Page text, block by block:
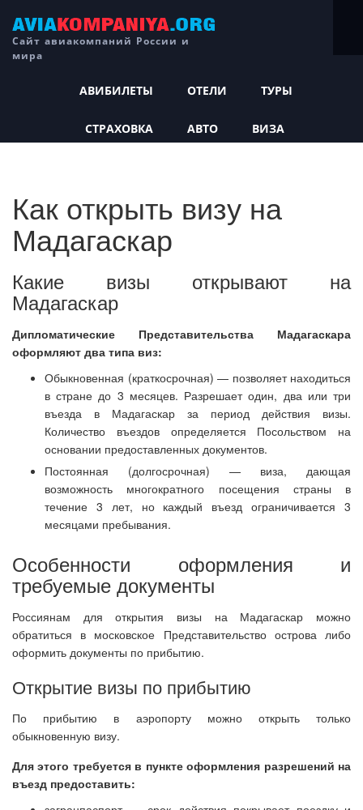
Сайт авиакомпаний России и
мира
АВИБИЛЕТЫ ОТЕЛИ ТУРЫ
СТРАХОВКА АВТО ВИЗА
Как открыть визу на
Мадагаскар
Какие визы открывают на
Мадагаскар
Дипломатические Представительства Мадагаскара
оформляют два типа виз:
Обыкновенная (краткосрочная) — позволяет находиться
в стране до 3 месяцев. Разрешает один, два или три
въезда в Мадагаскар за период действия визы.
Количество въездов определяется Посольством на
основании предоставленных документов.
Постоянная (долгосрочная) — виза, дающая
возможность многократного посещения страны в
течение 3 лет, но каждый въезд ограничивается 3
месяцами пребывания.
Особенности оформления и
требуемые документы
Россиянам для открытия визы на Мадагаскар можно
обратиться в московское Представительство острова либо
оформить документы по прибытию.
Открытие визы по прибытию
По прибытию в аэропорту можно открыть только
обыкновенную визу.
Для этого требуется в пункте оформления разрешений на
въезд предоставить: